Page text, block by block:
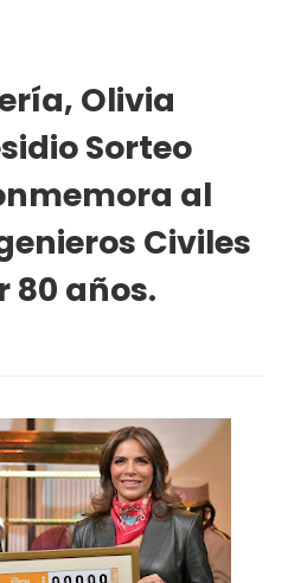
Olivia
Sorteo
al
Civiles
80 años.